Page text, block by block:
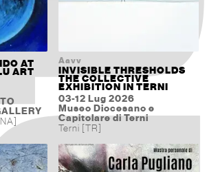
AT
ART
Aavv
INVISIBLE THRESHOLDS
THE COLLECTIVE
EXHIBITION IN TERNI
03-12 Lug 2026
Museo Diocesano e
Capitolare di Terni
Terni [TR]